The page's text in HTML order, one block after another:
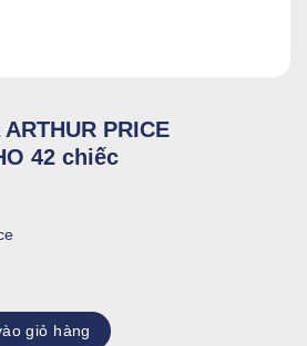
PRICE
42 chiếc
PRICE SIGNATURE ECHO 42 chiếc số
giỏ hàng